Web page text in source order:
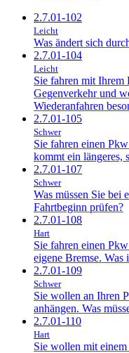
2.7.01-102
Leicht
Was ändert sich
2.7.01-104
Leicht
Sie fahren mit Ihrem
Gegenverkehr und
Wiederanfahren
2.7.01-105
Schwer
Sie fahren einen
kommt ein längeres,
2.7.01-107
Schwer
Was müssen Sie bei
Fahrtbeginn prüfen?
2.7.01-108
Hart
Sie fahren einen
eigene Bremse. Was
2.7.01-109
Schwer
Sie wollen an Ihren
anhängen. Was
2.7.01-110
Hart
Sie wollen mit